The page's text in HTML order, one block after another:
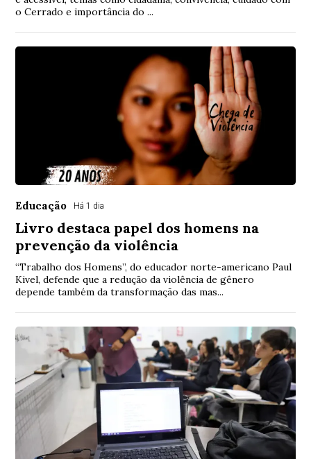
o Cerrado e importância do ...
Educação Há 1 dia
Livro destaca papel dos homens na
prevenção da violência
“Trabalho dos Homens”, do educador norte-americano Paul
Kivel, defende que a redução da violência de gênero
depende também da transformação das mas...